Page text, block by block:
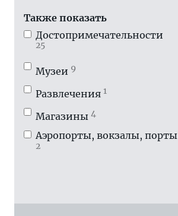
Также показать
Достопримечатель­ности
25
Музеи 9
Развлечения 1
Магазины 4
Аэропорты, вокзалы, порты
2